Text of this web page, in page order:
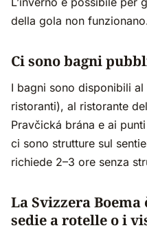
della gola non
Ci sono bagni
I bagni sono disponibili
ristoranti), al ristorante
Pravčická brána e ai
ci sono strutture sul
richiede 2–3 ore senza
La Svizzera
sedie a rotelle o i